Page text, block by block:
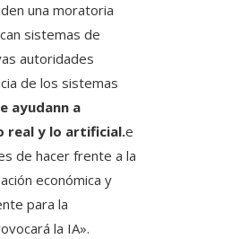
una moratoria
sistemas de
autoridades
de los sistemas
ayudann a
real y lo artificial.e
de hacer frente a la
económica y
para la
la IA».